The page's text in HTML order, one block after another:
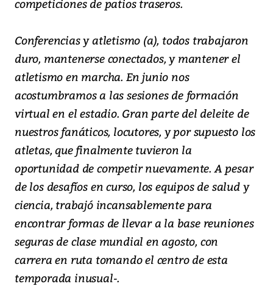
competiciones de patios traseros.
Conferencias y atletismo (a), todos trabajaron
duro, mantenerse conectados, y mantener el
atletismo en marcha. En junio nos
acostumbramos a las sesiones de formación
virtual en el estadio. Gran parte del deleite de
nuestros fanáticos, locutores, y por supuesto los
atletas, que finalmente tuvieron la
oportunidad de competir nuevamente. A pesar
de los desafíos en curso, los equipos de salud y
ciencia, trabajó incansablemente para
encontrar formas de llevar a la base reuniones
seguras de clase mundial en agosto, con
carrera en ruta tomando el centro de esta
temporada inusual-.